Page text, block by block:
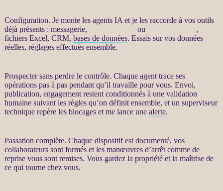
Configuration. Je monte les agents IA et je les raccorde à vos outils
déjà présents : messagerie,
ou
,
fichiers Excel, CRM, bases de données. Essais sur vos données
réelles, réglages effectués ensemble.
Prospectersans perdre le contrôle. Chaque agenttrace ses
opérations pas à pas pendant qu’il travaille pour vous. Envoi,
publication, engagement restent conditionnés à une validation
humaine suivant les règles qu’on définit ensemble, et un superviseur
technique repère les blocages et me lance une alerte.
Passation complète. Chaque dispositif est documenté, vos
collaborateurs sont formés et les manœuvres d’arrêt comme de
reprise vous sont remises. Vous gardez la propriété et la maîtrise de
ce qui tourne chez vous.